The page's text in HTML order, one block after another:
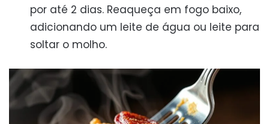
por até 2 dias. Reaqueça em fogo baixo,
adicionando um leite de água ou leite para
soltar o molho.